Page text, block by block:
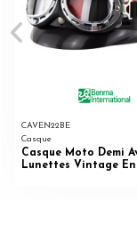
CAVEN22BE
Casque
Casque Moto Demi
Lunettes Vintage